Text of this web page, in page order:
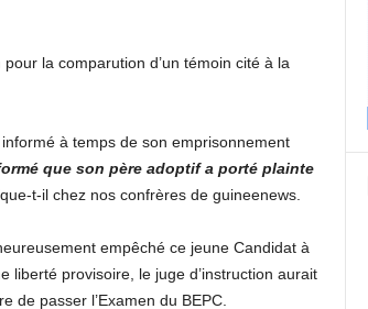
la comparution d’un témoin cité à la
à temps de son emprisonnement
que son père adoptif a porté plainte
t-il chez nos confrères de guineenews.
empêché ce jeune Candidat à
liberté provisoire, le juge d’instruction aurait
de passer l’Examen du BEPC.